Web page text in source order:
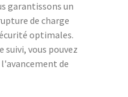
garantissons un
de charge
optimales.
suivi, vous pouvez
de